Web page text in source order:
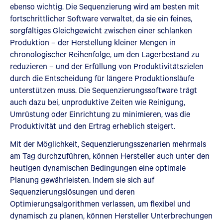
ebenso wichtig. Die Sequenzierung wird am besten mit
fortschrittlicher Software verwaltet, da sie ein feines,
sorgfältiges Gleichgewicht zwischen einer schlanken
Produktion – der Herstellung kleiner Mengen in
chronologischer Reihenfolge, um den Lagerbestand zu
reduzieren – und der Erfüllung von Produktivitätszielen
durch die Entscheidung für längere Produktionsläufe
unterstützen muss. Die Sequenzierungssoftware trägt
auch dazu bei, unproduktive Zeiten wie Reinigung,
Umrüstung oder Einrichtung zu minimieren, was die
Produktivität und den Ertrag erheblich steigert.
Mit der Möglichkeit, Sequenzierungsszenarien mehrmals
am Tag durchzuführen, können Hersteller auch unter den
heutigen dynamischen Bedingungen eine optimale
Planung gewährleisten. Indem sie sich auf
Sequenzierungslösungen und deren
Optimierungsalgorithmen verlassen, um flexibel und
dynamisch zu planen, können Hersteller Unterbrechungen